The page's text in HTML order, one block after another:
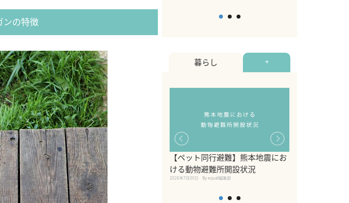
ンの特徴
暮らし +
【ペット同行避難】熊本地震にお
ける動物避難所開設状況
2026年7月30日 By equall編集部